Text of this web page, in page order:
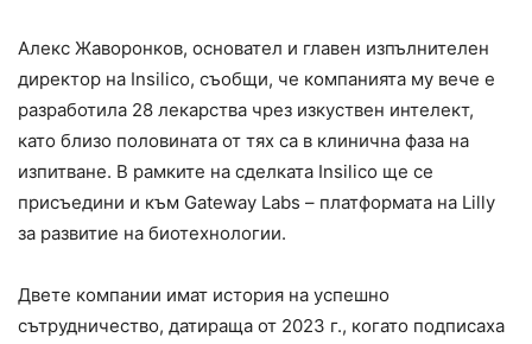
Алекс Жаворонков, основател и главен изпълнителен
директор на Insilico, съобщи, че компанията му вече е
разработила 28 лекарства чрез изкуствен интелект,
като близо половината от тях са в клинична фаза на
изпитване. В рамките на сделката Insilico ще се
присъедини и към Gateway Labs – платформата на Lilly
за развитие на биотехнологии.
Двете компании имат история на успешно
сътрудничество, датираща от 2023 г., когато подписаха